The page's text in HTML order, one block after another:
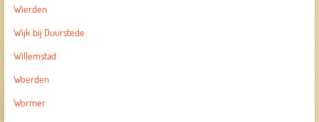
Wierden
Wijk bij Duurstede
Willemstad
Woerden
Wormer